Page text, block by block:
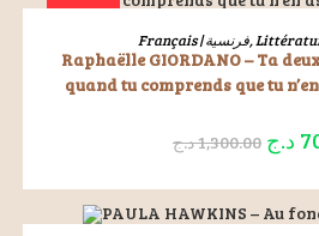
LIRE LA SUITEFrançais | فرنسية,
Raphaëlle GIORDANO – Ta
quand tu comprends que tu
1,300.00د.ج د.ج